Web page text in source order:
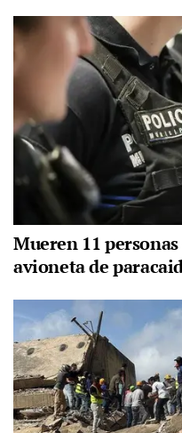
Mueren 11
avioneta de